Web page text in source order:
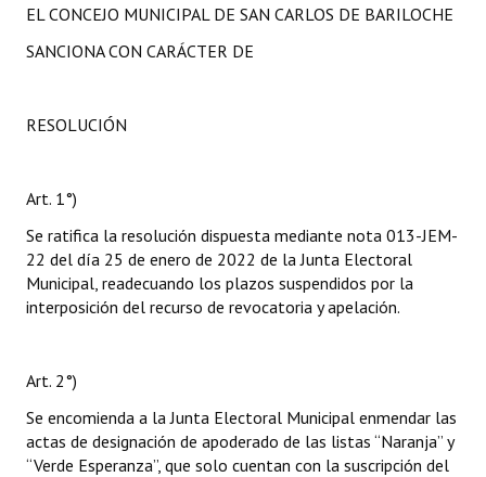
EL CONCEJO MUNICIPAL DE SAN CARLOS DE BARILOCHE
SANCIONA CON CARÁCTER DE
RESOLUCIÓN
Art. 1°)
Se ratifica la resolución dispuesta mediante nota 013-JEM-
22 del día 25 de enero de 2022 de la Junta Electoral
Municipal, readecuando los plazos suspendidos por la
interposición del recurso de revocatoria y apelación.
Art. 2°)
Se encomienda a la Junta Electoral Municipal enmendar las
actas de designación de apoderado de las listas “Naranja” y
“Verde Esperanza”, que solo cuentan con la suscripción del